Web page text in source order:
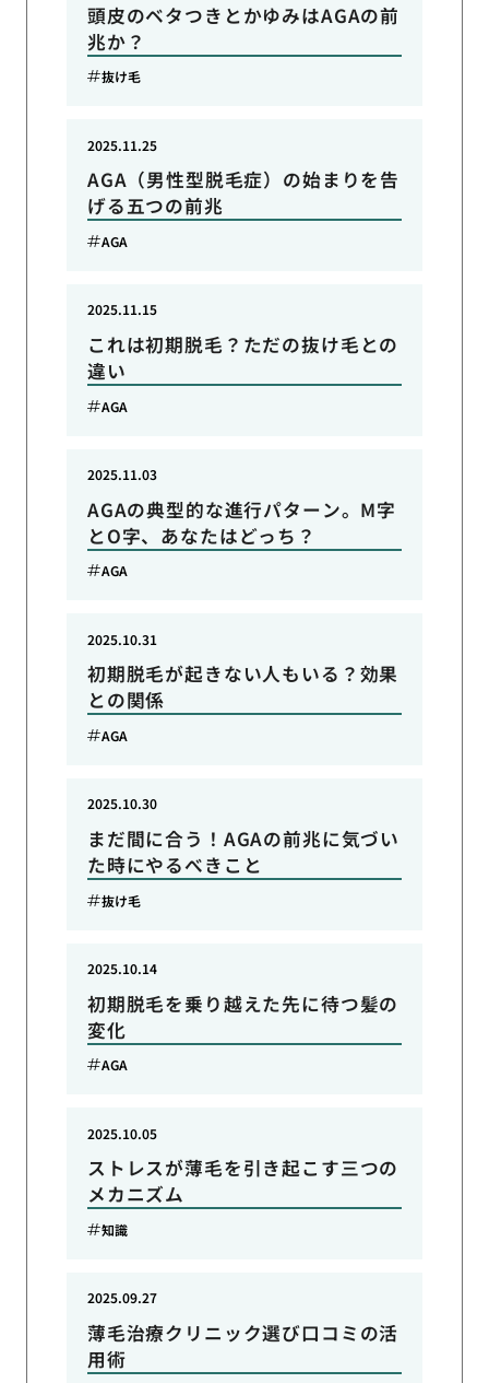
頭皮のベタつきとかゆみはAGAの前
兆か？
抜け毛
AGA（男性型脱毛症）の始まりを告
げる五つの前兆
2025.11.25
AGA
これは初期脱毛？ただの抜け毛との
違い
2025.11.15
AGA
AGAの典型的な進行パターン。M字
とO字、あなたはどっち？
2025.11.03
AGA
初期脱毛が起きない人もいる？効果
との関係
2025.10.31
AGA
まだ間に合う！AGAの前兆に気づい
た時にやるべきこと
2025.10.30
抜け毛
初期脱毛を乗り越えた先に待つ髪の
変化
2025.10.14
AGA
ストレスが薄毛を引き起こす三つの
メカニズム
2025.10.05
知識
薄毛治療クリニック選び口コミの活
用術
2025.09.27